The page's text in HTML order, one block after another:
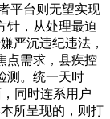
平台则无望实现
针，从处理最迫
严沉违纪违法，
点需求，县疾控
测。统一天时
同时连系用户
所呈现的，则打